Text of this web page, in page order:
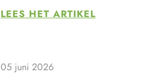
LEES HET ARTIKEL
05 juni 2026